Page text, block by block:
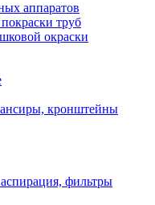
аппаратов
труб
окраски
кронштейны
фильтры